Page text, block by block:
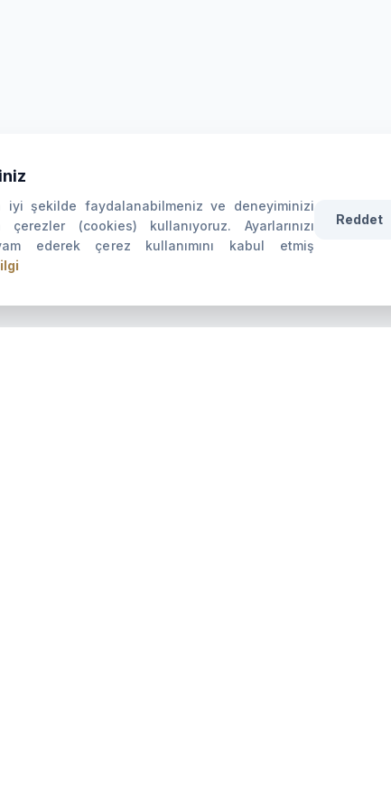
iyi şekilde faydalanabilmeniz ve deneyiminizi
(cookies) kullanıyoruz. Ayarlarınızı
ederek çerez kullanımını kabul etmiş
Reddet